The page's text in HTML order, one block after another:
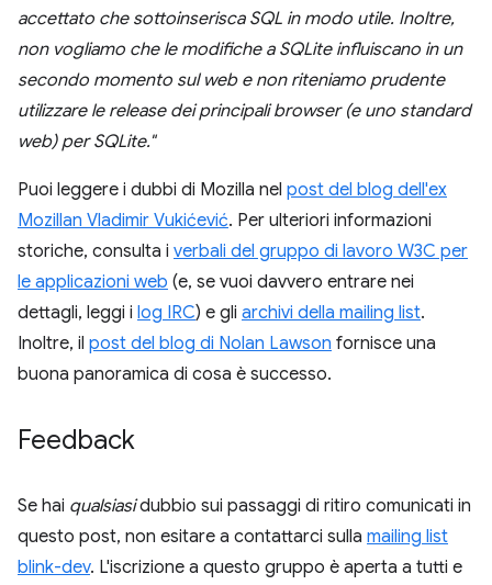
accettato che sottoinserisca SQL in modo utile. Inoltre,
non vogliamo che le modifiche a SQLite influiscano in un
secondo momento sul web e non riteniamo prudente
utilizzare le release dei principali browser (e uno standard
web) per SQLite."
Puoi leggere i dubbi di Mozilla nel post del blog dell'ex
Mozillan Vladimir Vukićević. Per ulteriori informazioni
storiche, consulta i verbali del gruppo di lavoro W3C per
le applicazioni web (e, se vuoi davvero entrare nei
dettagli, leggi i log IRC) e gli archivi della mailing list.
Inoltre, il post del blog di Nolan Lawson fornisce una
buona panoramica di cosa è successo.
Feedback
Se hai qualsiasidubbio sui passaggi di ritiro comunicati in
questo post, non esitare a contattarci sulla mailing list
blink-dev. L'iscrizione a questo gruppo è aperta a tutti e